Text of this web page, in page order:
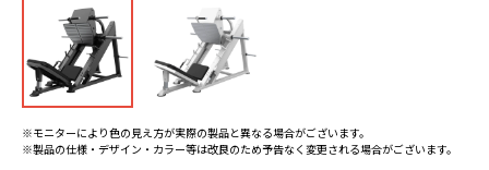
※モニターにより色の見え方が実際の製品と異なる場合がございます。
※製品の仕様・デザイン・カラー等は改良のため予告なく変更される場合がございます。